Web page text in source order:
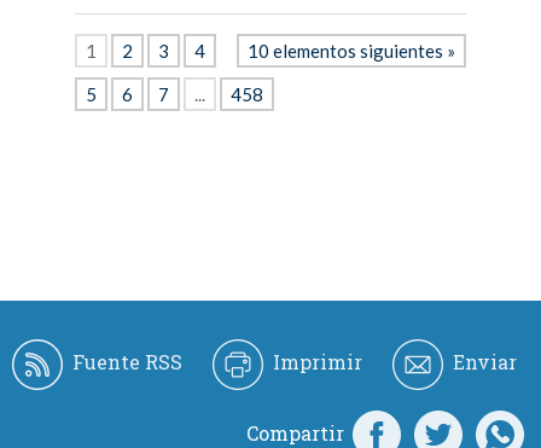
10 elementos siguientes »
1 2 3
4
5
6 7 ... 458
Fuente RSS Imprimir Enviar
Compartir